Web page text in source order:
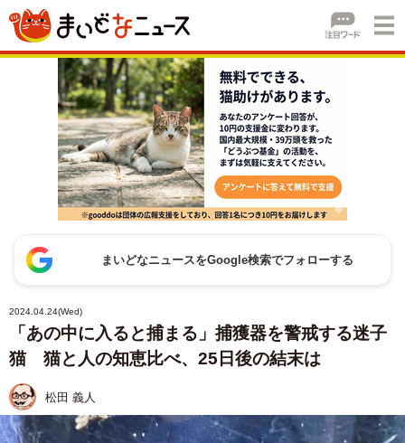
まいどなニュースをGoogle検索でフォローする
2024.04.24(Wed)
「あの中に入ると捕まる」捕獲器を警戒する迷子
猫 猫と人の知恵比べ、25日後の結末は
松田 義人